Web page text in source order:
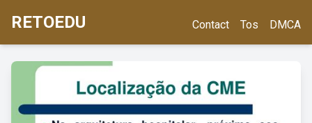
RETOEDU Contact Tos DMCA